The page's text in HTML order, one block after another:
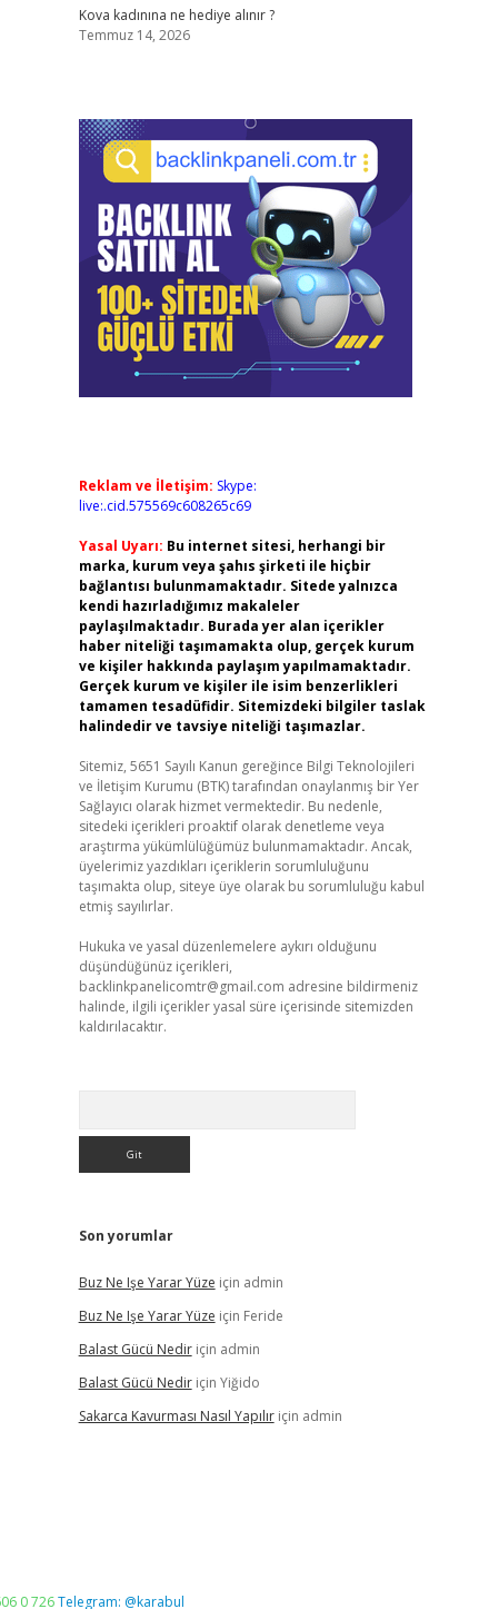
Kova kadınına ne hediye alınır ?
Temmuz 14, 2026
Reklam ve İletişim: Skype:
live:.cid.575569c608265c69
Yasal Uyarı: Bu internet sitesi, herhangi bir
marka, kurum veya şahıs şirketi ile hiçbir
bağlantısı bulunmamaktadır. Sitede yalnızca
kendi hazırladığımız makaleler
paylaşılmaktadır. Burada yer alan içerikler
haber niteliği taşımamakta olup, gerçek kurum
ve kişiler hakkında paylaşım yapılmamaktadır.
Gerçek kurum ve kişiler ile isim benzerlikleri
tamamen tesadüfidir. Sitemizdeki bilgiler taslak
halindedir ve tavsiye niteliği taşımazlar.
Sitemiz, 5651 Sayılı Kanun gereğince Bilgi Teknolojileri
ve İletişim Kurumu (BTK) tarafından onaylanmış bir Yer
Sağlayıcı olarak hizmet vermektedir. Bu nedenle,
sitedeki içerikleri proaktif olarak denetleme veya
araştırma yükümlülüğümüz bulunmamaktadır. Ancak,
üyelerimiz yazdıkları içeriklerin sorumluluğunu
taşımakta olup, siteye üye olarak bu sorumluluğu kabul
etmiş sayılırlar.
Hukuka ve yasal düzenlemelere aykırı olduğunu
düşündüğünüz içerikleri,
backlinkpanelicomtr@gmail.com adresine bildirmeniz
halinde, ilgili içerikler yasal süre içerisinde sitemizden
kaldırılacaktır.
Son yorumlar
Buz Ne Işe Yarar Yüze için admin
Buz Ne Işe Yarar Yüze için Feride
Balast Gücü Nediriçin admin
Balast Gücü Nediriçin Yiğido
Sakarca Kavurması Nasıl Yapılıriçin admin
0 726Telegram: @karabul